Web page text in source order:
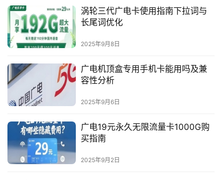
涡轮三代广电卡使用指南下拉词与
长尾词优化
2025年9月8日
广电机顶盒专用手机卡能用吗及兼
容性分析
2025年9月6日
广电19元永久无限流量卡1000G购
买指南
2025年9月2日